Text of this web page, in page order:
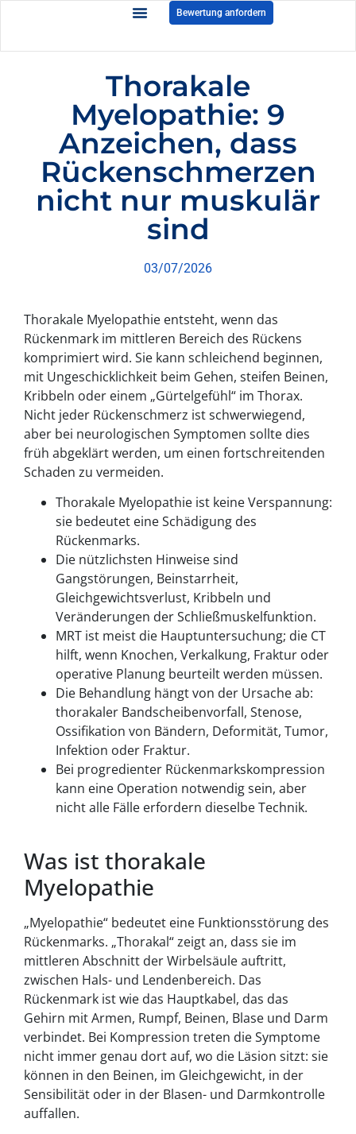
Bewertung anfordern
Thorakale
Myelopathie: 9
Anzeichen, dass
Rückenschmerzen
nicht nur muskulär
sind
03/07/2026
Thorakale Myelopathie entsteht, wenn das
Rückenmark im mittleren Bereich des Rückens
komprimiert wird. Sie kann schleichend beginnen,
mit Ungeschicklichkeit beim Gehen, steifen Beinen,
Kribbeln oder einem „Gürtelgefühl“ im Thorax.
Nicht jeder Rückenschmerz ist schwerwiegend,
aber bei neurologischen Symptomen sollte dies
früh abgeklärt werden, um einen fortschreitenden
Schaden zu vermeiden.
Thorakale Myelopathie ist keine Verspannung:
sie bedeutet eine Schädigung des
Rückenmarks.
Die nützlichsten Hinweise sind
Gangstörungen, Beinstarrheit,
Gleichgewichtsverlust, Kribbeln und
Veränderungen der Schließmuskelfunktion.
MRT ist meist die Hauptuntersuchung; die CT
hilft, wenn Knochen, Verkalkung, Fraktur oder
operative Planung beurteilt werden müssen.
Die Behandlung hängt von der Ursache ab:
thorakaler Bandscheibenvorfall, Stenose,
Ossifikation von Bändern, Deformität, Tumor,
Infektion oder Fraktur.
Bei progredienter Rückenmarkskompression
kann eine Operation notwendig sein, aber
nicht alle Fälle erfordern dieselbe Technik.
Was ist thorakale
Myelopathie
„Myelopathie“ bedeutet eine Funktionsstörung des
Rückenmarks. „Thorakal“ zeigt an, dass sie im
mittleren Abschnitt der Wirbelsäule auftritt,
zwischen Hals- und Lendenbereich. Das
Rückenmark ist wie das Hauptkabel, das das
Gehirn mit Armen, Rumpf, Beinen, Blase und Darm
verbindet. Bei Kompression treten die Symptome
nicht immer genau dort auf, wo die Läsion sitzt: sie
können in den Beinen, im Gleichgewicht, in der
Sensibilität oder in der Blasen- und Darmkontrolle
auffallen.